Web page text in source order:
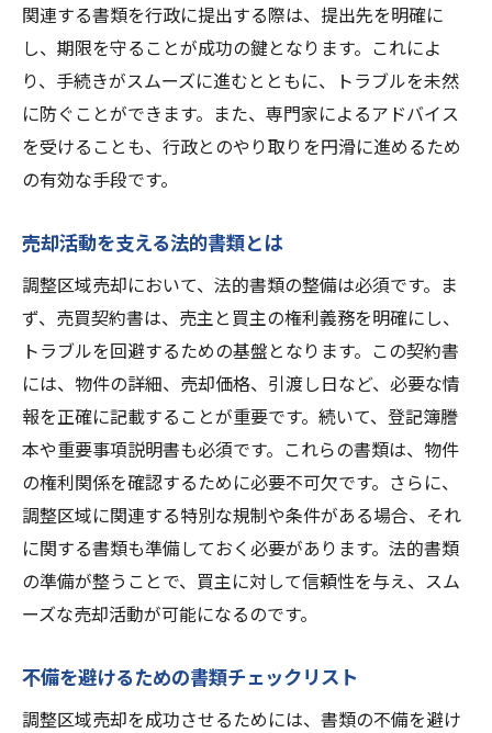
オープンハウスの企画と準備
売却活動のフィードバックを活用する
売却活動の進捗を管理する方法
長期的な信頼関係を築くためのコツ
調整区域売却のためのステップバイステップガ
イド
売却準備から契約までの流れ
各ステップでの注意点と対策
売却プロセスにおけるスケジュール管理
ステップごとの成果を測定する基準
売却完了後のフォローアップ方法
成功する売却のための段階的アプローチ
調整区域売却での失敗を避けるための注意点
よくある失敗例とその対策
事前調査の重要性とやり方
コミュニケーション不足が招く問題
法令遵守を怠るリスク
売却後のクレームを防ぐ方法
関連する書類を行政に提出する際は、提出先を明確に
し、期限を守ることが成功の鍵となります。これによ
り、手続きがスムーズに進むとともに、トラブルを未然
に防ぐことができます。また、専門家によるアドバイス
を受けることも、行政とのやり取りを円滑に進めるため
の有効な手段です。
売却活動を支える法的書類とは
調整区域売却において、法的書類の整備は必須です。ま
ず、売買契約書は、売主と買主の権利義務を明確にし、
トラブルを回避するための基盤となります。この契約書
には、物件の詳細、売却価格、引渡し日など、必要な情
報を正確に記載することが重要です。続いて、登記簿謄
本や重要事項説明書も必須です。これらの書類は、物件
の権利関係を確認するために必要不可欠です。さらに、
調整区域に関連する特別な規制や条件がある場合、それ
に関する書類も準備しておく必要があります。法的書類
の準備が整うことで、買主に対して信頼性を与え、スム
ーズな売却活動が可能になるのです。
不備を避けるための書類チェックリスト
調整区域売却を成功させるためには、書類の不備を避け